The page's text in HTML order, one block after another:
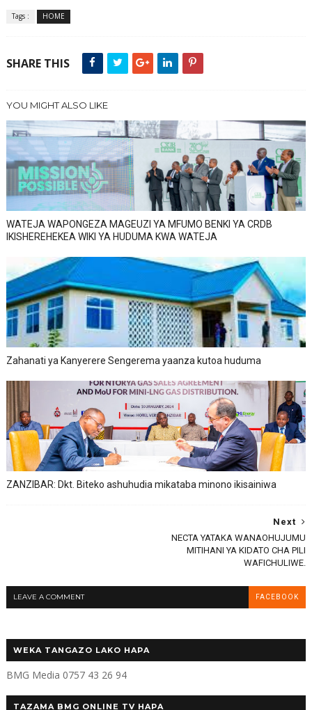
Tags : HOME
SHARE THIS
YOU MIGHT ALSO LIKE
WATEJA WAPONGEZA MAGEUZI YA MFUMO BENKI YA CRDB
IKISHEREHEKEA WIKI YA HUDUMA KWA WATEJA
Zahanati ya Kanyerere Sengerema yaanza kutoa huduma
ZANZIBAR: Dkt. Biteko ashuhudia mikataba minono ikisainiwa
Next
NECTA YATAKA WANAOHUJUMU
MITIHANI YA KIDATO CHA PILI
WAFICHULIWE.
LEAVE A COMMENT FACEBOOK
WEKA TANGAZO LAKO HAPA
BMG Media 0757 43 26 94
TAZAMA BMG ONLINE TV HAPA